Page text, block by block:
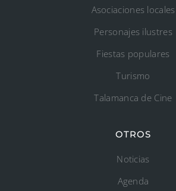
Asociaciones locales
Personajes ilustres
Fiestas populares
Turismo
Talamanca de Cine
OTROS
Noticias
Agenda